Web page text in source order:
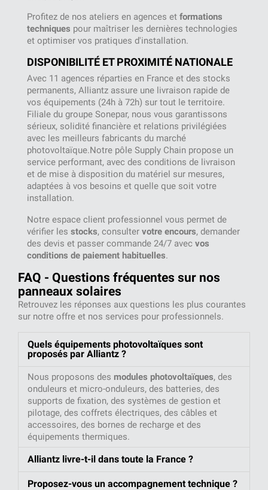
Profitez de nos ateliers en agences et formations
techniques pour maîtriser les dernières technologies
et optimiser vos pratiques d'installation.
DISPONIBILITÉ ET PROXIMITÉ NATIONALE
Avec 11 agences réparties en France et des stocks
permanents, Alliantz assure une livraison rapide de
vos équipements (24h à 72h) sur tout le territoire.
Filiale du groupe Sonepar, nous vous garantissons
sérieux, solidité financière et relations privilégiées
avec les meilleurs fabricants du marché
photovoltaïque.Notre pôle Supply Chain propose un
service performant, avec des conditions de livraison
et de mise à disposition du matériel sur mesures,
adaptées à vos besoins et quelle que soit votre
installation.
Notre espace client professionnel vous permet de
vérifier les stocks, consulter votre encours, demander
des devis et passer commande 24/7 avec vos
conditions de paiement habituelles.
FAQ - Questions fréquentes sur nos
panneaux solaires
Retrouvez les réponses aux questions les plus courantes
sur notre offre et nos services pour professionnels.
Quels équipements photovoltaïques sont
proposés par Alliantz ?
Nous proposons des modules photovoltaïques, des
onduleurs et micro-onduleurs, des batteries, des
supports de fixation, des systèmes de gestion et
pilotage, des coffrets électriques, des câbles et
accessoires, des bornes de recharge et des
équipements thermiques.
Alliantz livre-t-il dans toute la France ?
Proposez-vous un accompagnement technique ?